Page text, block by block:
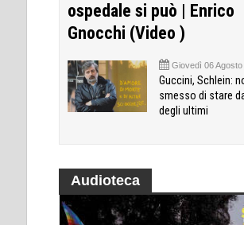
ospedale si può | Enrico
Gnocchi (Video )
Giovedì 06 Agosto
Guccini, Schlein:
smesso di stare
degli ultimi
Audioteca